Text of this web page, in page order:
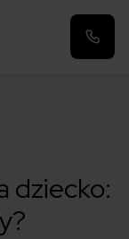
dziecko: